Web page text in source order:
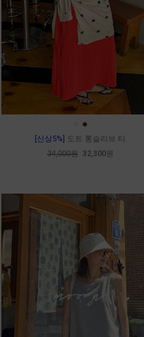
●
[신상5%] 도트 롱슬리브 티
34,000원 32,300원